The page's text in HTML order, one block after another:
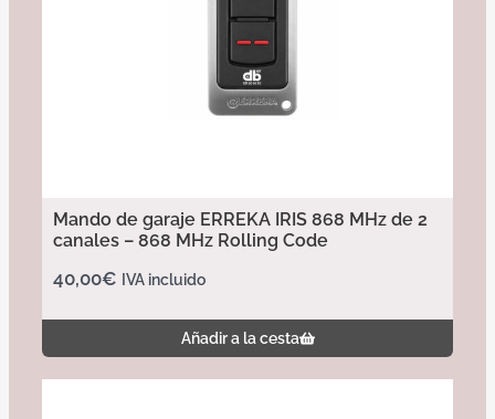
Mando de garaje ERREKA IRIS 868 MHz de 2
canales – 868 MHz Rolling Code
40,00€ IVA incluido
Añadir a la cesta